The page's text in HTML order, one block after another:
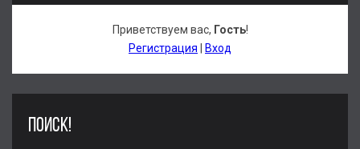
Приветствуем вас, Гость!
Регистрация
Вход
ПОИСК!